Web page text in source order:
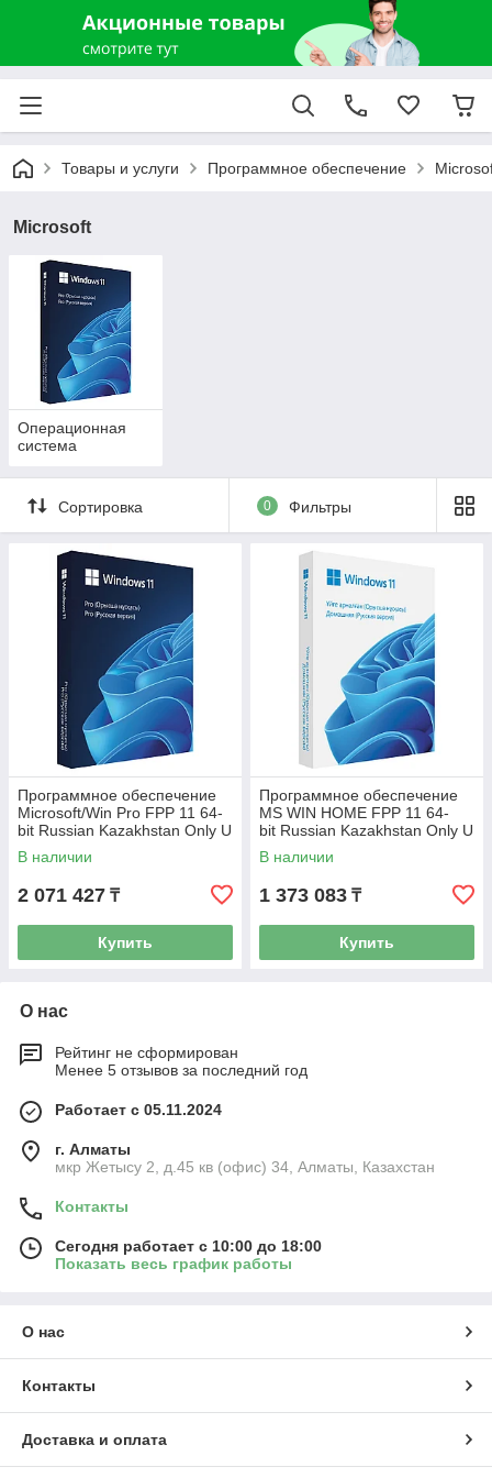
Товары и услуги Программное обеспечение
Microsoft
Операционная
система
Сортировка 0 Фильтры
Программное обеспечение
Microsoft/Win Pro FPP 11 64-
bit Russian Kazakhstan Only U
SB (HAV-00160)
В наличии
2 071 427 ₸
Купить
Программное обеспечение
MS WIN HOME FPP 11 64-
bit Russian Kazakhstan Only U
SB (HAJ-00120)
В наличии
1 373 083 ₸
Купить
О нас
Рейтинг не сформирован
Менее 5 отзывов за последний год
Работает с 05.11.2024
г. Алматы
мкр Жетысу 2, д.45 кв (офис) 34, Алматы, Казахстан
Контакты
Сегодня работает с 10:00 до 18:00
Показать весь график работы
О нас
Контакты
Доставка и оплата